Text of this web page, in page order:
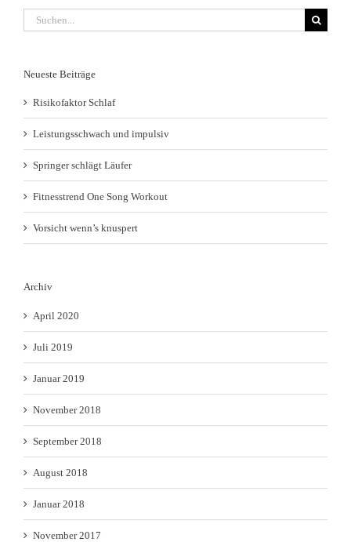
Suche
nach:
Neueste Beiträge
Risikofaktor Schlaf
Leistungsschwach und impulsiv
Springer schlägt Läufer
Fitnesstrend One Song Workout
Vorsicht wenn’s knuspert
Archiv
April 2020
Juli 2019
Januar 2019
November 2018
September 2018
August 2018
Januar 2018
November 2017